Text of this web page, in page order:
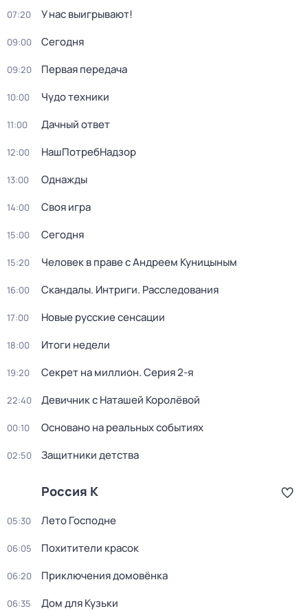
07:20 У нас выигрывают!
09:00 Сегодня
09:20 Первая передача
10:00 Чудо техники
11:00 Дачный ответ
12:00 НашПотребНадзор
13:00 Однажды
14:00 Своя игра
15:00 Сегодня
15:20 Человек в праве с Андреем Куницыным
16:00 Скандалы. Интриги. Расследования
17:00 Новые русские сенсации
18:00 Итоги недели
19:20 Секрет на миллион. Серия 2-я
22:40 Девичник с Наташей Королёвой
00:10 Основано на реальных событиях
02:50 Защитники детства
Россия К
05:30 Лето Господне
06:05 Похитители красок
06:20 Приключения домовёнка
06:35 Дом для Кузьки